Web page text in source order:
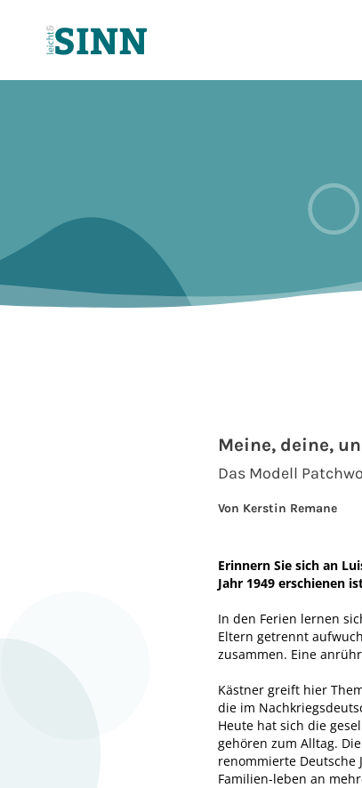
Meine, deine,
Das Modell
Von Kerstin Remane
Erinnern Sie sich an
Jahr 1949 erschienen
In den Ferien lernen
Eltern getrennt
zusammen. Eine
Kästner greift hier
die im
Heute hat sich die
gehören zum Alltag.
renommierte Deutsche
Familien-leben an